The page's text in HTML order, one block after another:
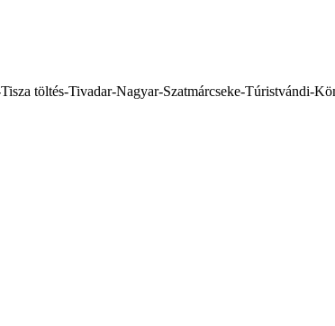
töltés-Tivadar-Nagyar-Szatmárcseke-Túristvándi-